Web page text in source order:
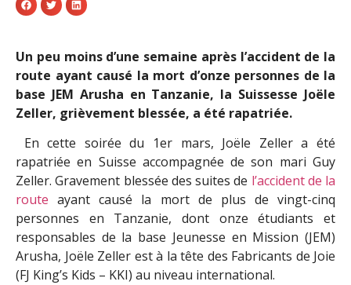
Un peu moins d’une semaine après l’accident de la
route ayant causé la mort d’onze personnes de la
base JEM Arusha en Tanzanie, la Suissesse Joële
Zeller, grièvement blessée, a été rapatriée.
En cette soirée du 1er mars, Joële Zeller a été
rapatriée en Suisse accompagnée de son mari Guy
Zeller. Gravement blessée des suites de l’accident de la
route ayant causé la mort de plus de vingt-cinq
personnes en Tanzanie, dont onze étudiants et
responsables de la base Jeunesse en Mission (JEM)
Arusha, Joële Zeller est à la tête des Fabricants de Joie
(FJ King’s Kids – KKI) au niveau international.